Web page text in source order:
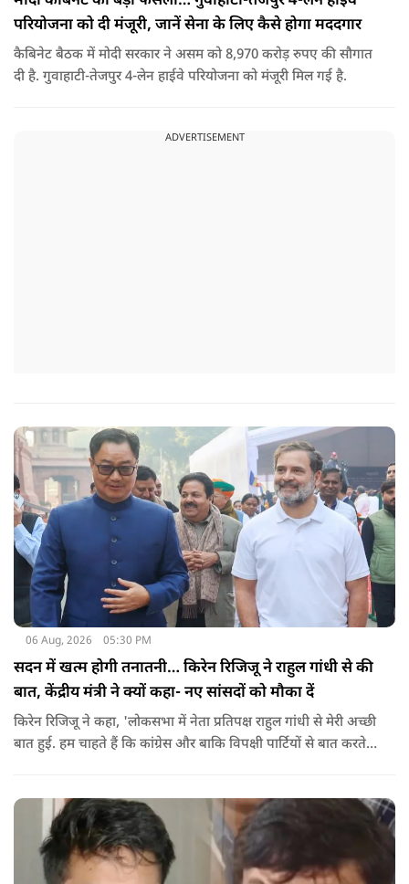
परियोजना को दी मंजूरी, जानें सेना के लिए कैसे होगा मददगार
कैबिनेट बैठक में मोदी सरकार ने असम को 8,970 करोड़ रुपए की सौगात
दी है. गुवाहाटी-तेजपुर 4-लेन हाईवे परियोजना को मंजूरी मिल गई है.
ADVERTISEMENT
06 Aug, 2026 05:30 PM
सदन में खत्म होगी तनातनी… किरेन रिजिजू ने राहुल गांधी से की
बात, केंद्रीय मंत्री ने क्यों कहा- नए सांसदों को मौका दें
किरेन रिजिजू ने कहा, 'लोकसभा में नेता प्रतिपक्ष राहुल गांधी से मेरी अच्छी
बात हुई. हम चाहते हैं कि कांग्रेस और बाकि विपक्षी पार्टियों से बात करते